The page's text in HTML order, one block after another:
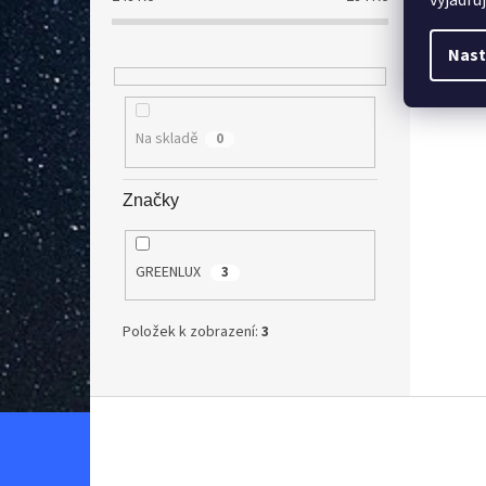
Na skladě 0
Značky
GREENLUX 3
Položek k zobrazení: 3
Z